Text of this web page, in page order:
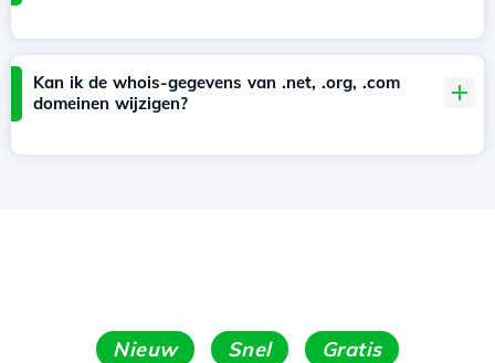
Kan ik de whois-gegevens van .net, .org, .com
domeinen wijzigen?
Nieuw Snel Gratis